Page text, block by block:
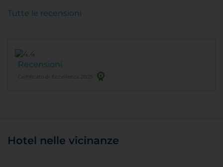
Recensioni
Certificato di Eccellenza 2025
Tutte le recensioni
Hotel nelle vicinanze